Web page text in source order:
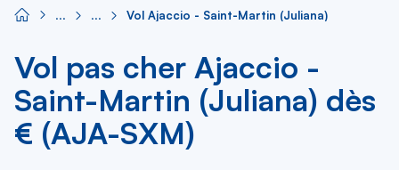
Vol Ajaccio - Saint-Martin (Juliana)
Vol pas cher Ajaccio -
Saint-Martin (Juliana) dès
€ (AJA-SXM)